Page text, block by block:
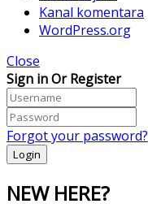
Kanal komentara
WordPress.org
Close
Sign in Or Register
Forgot your password?
NEW HERE?